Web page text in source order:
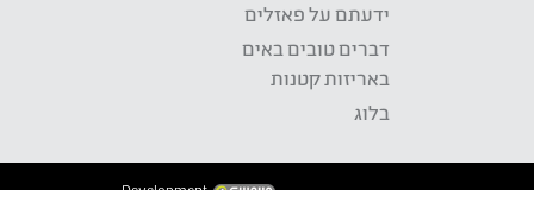
ידעתם על פאזלים
דברים טובים באים
באריזות קטנות
בלוג
Development: